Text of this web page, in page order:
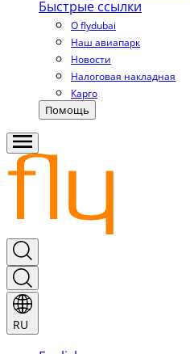
Быстрые ссылки
О flydubai
Наш авиапарк
Новости
Налоговая накладная
Карго
Помощь
RU